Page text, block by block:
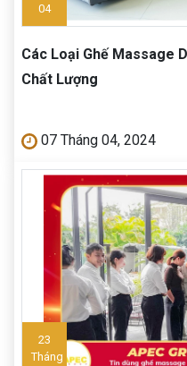
04
Các Loại Ghế Massage
Chất Lượng
07 Tháng 04, 2024
23
Tháng